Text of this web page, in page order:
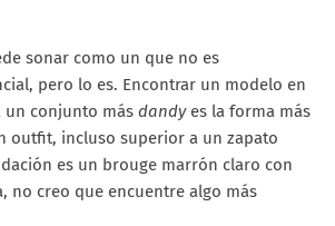
sonar como un que no es
pero lo es. Encontrar un modelo en
un conjunto más dandyes la forma más
outfit, incluso superior a un zapato
es un brouge marrón claro con
no creo que encuentre algo más